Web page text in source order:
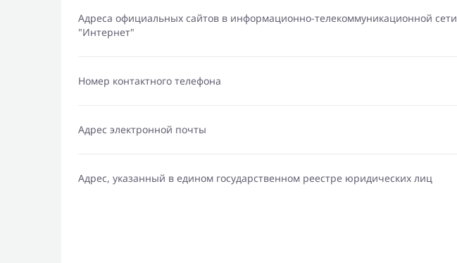
Адреса официальных сайтов в информационно-телекоммуникационной сети
"Интернет"
Номер контактного телефона
Адрес электронной почты
Адрес, указанный в едином государственном реестре юридических лиц